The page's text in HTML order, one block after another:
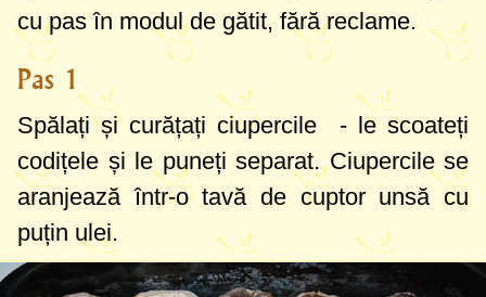
cu pas în modul de gătit, fără reclame.
Pas 1
Spălați și curățați ciupercile - le scoateți
codițele și le puneți separat. Ciupercile se
aranjează într-o tavă de cuptor unsă cu
puțin ulei.